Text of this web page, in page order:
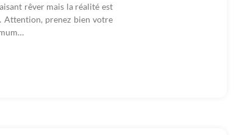
rêver mais la réalité est
Attention, prenez bien votre